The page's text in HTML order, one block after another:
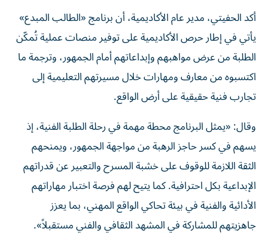
أكد الحفيتي، مدير عام الأكاديمية، أن برنامج «الطالب المبدع»
يأتي في إطار حرص الأكاديمية على توفير منصات عملية تُمكّن
الطلبة من عرض مواهبهم وإبداعاتهم أمام الجمهور، وترجمة ما
اكتسبوه من معارف ومهارات خلال مسيرتهم التعليمية إلى
تجارب فنية حقيقية على أرض الواقع.
وقال: «يمثل البرنامج محطة مهمة في رحلة الطلبة الفنية، إذ
يسهم في كسر حاجز الرهبة من مواجهة الجمهور، ويمنحهم
الثقة اللازمة للوقوف على خشبة المسرح والتعبير عن قدراتهم
الإبداعية بكل احترافية. كما يتيح لهم فرصة اختبار مهاراتهم
الأدائية والفنية في بيئة تحاكي الواقع المهني، بما يعزز
جاهزيتهم للمشاركة في المشهد الثقافي والفني مستقبلاً».